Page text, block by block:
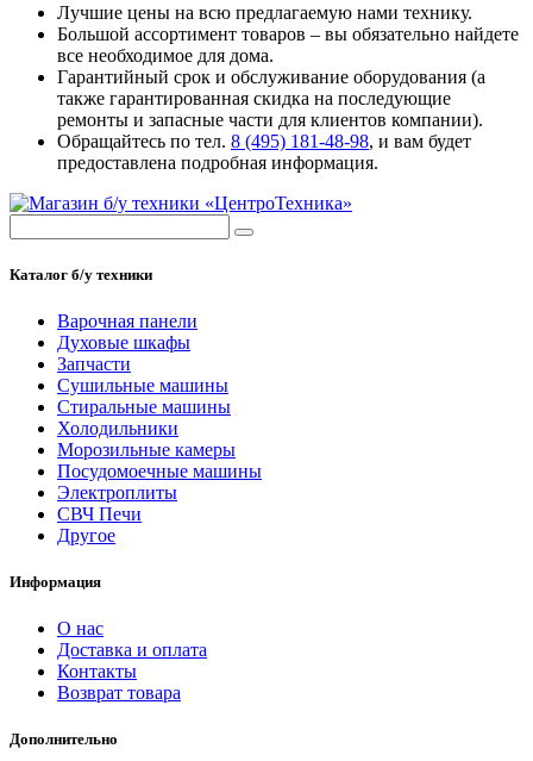
Лучшие цены на всю предлагаемую нами технику.
Большой ассортимент товаров – вы обязательно найдете
все необходимое для дома.
Гарантийный срок и обслуживание оборудования (а
также гарантированная скидка на последующие
ремонты и запасные части для клиентов компании).
Обращайтесь по тел. 8 (495) 181-48-98, и вам будет
предоставлена подробная информация.
Каталог б/у техники
Варочная панели
Духовые шкафы
Запчасти
Сушильные машины
Стиральные машины
Холодильники
Морозильные камеры
Посудомоечные машины
Электроплиты
СВЧ Печи
Другое
Информация
О нас
Доставка и оплата
Контакты
Возврат товара
Дополнительно